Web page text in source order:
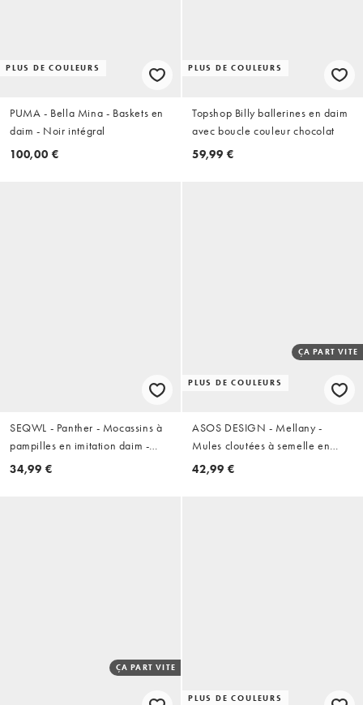
PLUS DE COULEURS
PUMA - Bella Mina - Baskets en
daim - Noir intégral
100,00 €
PLUS DE COULEURS
Topshop Billy ballerines en daim
avec boucle couleur chocolat
59,99 €
SEQWL - Panther - Mocassins à
pampilles en imitation daim -
Chocolat
34,99 €
PLUS DE COULEURS
ÇA PART VITE
ASOS DESIGN - Mellany -
Mules cloutées à semelle en
suédine - Sable
42,99 €
ÇA PART VITE
PLUS DE COULEURS